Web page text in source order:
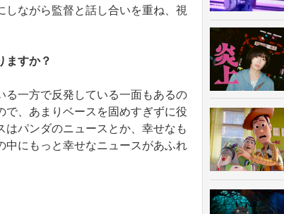
ながら監督と話し合いを重ね、視
ますか？
る一方で反発している一面もあるの
、あまりベースを固めすぎずに役
パンダのニュースとか、幸せなも
中にもっと幸せなニュースがあふれ